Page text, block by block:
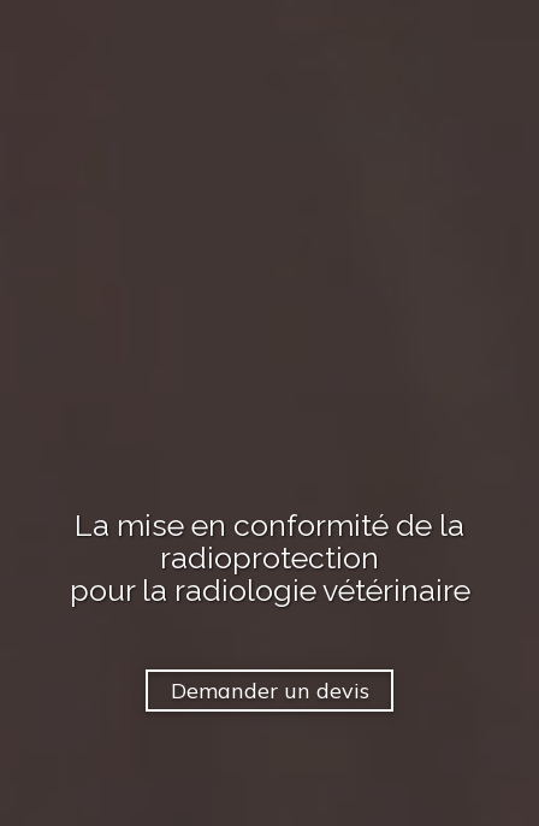
La mise en conformité de la
radioprotection
pour la radiologie vétérinaire
Demander un devis